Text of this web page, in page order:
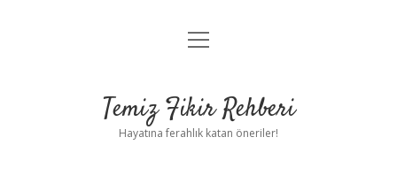
Anasayfa
Yasal Uyarı
menüyü
Temiz Fikir Rehberi
Hayatına ferahlık katan öneriler!